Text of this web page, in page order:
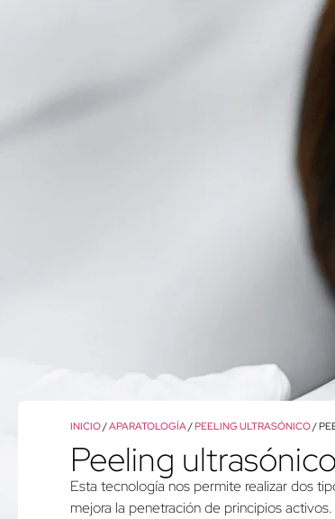
INICIO/APARATOLOGÍA/PEELING ULTRASÓNICO/
Peeling ultrasónico
Esta tecnología nos permite realizar dos
mejora la penetración de principios